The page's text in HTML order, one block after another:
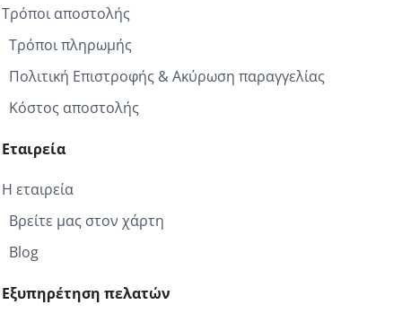
Τρόποι αποστολής
Τρόποι πληρωμής
Πολιτική Επιστροφής & Ακύρωση παραγγελίας
Κόστος αποστολής
Εταιρεία
Η εταιρεία
Βρείτε μας στον χάρτη
Blog
Εξυπηρέτηση πελατών